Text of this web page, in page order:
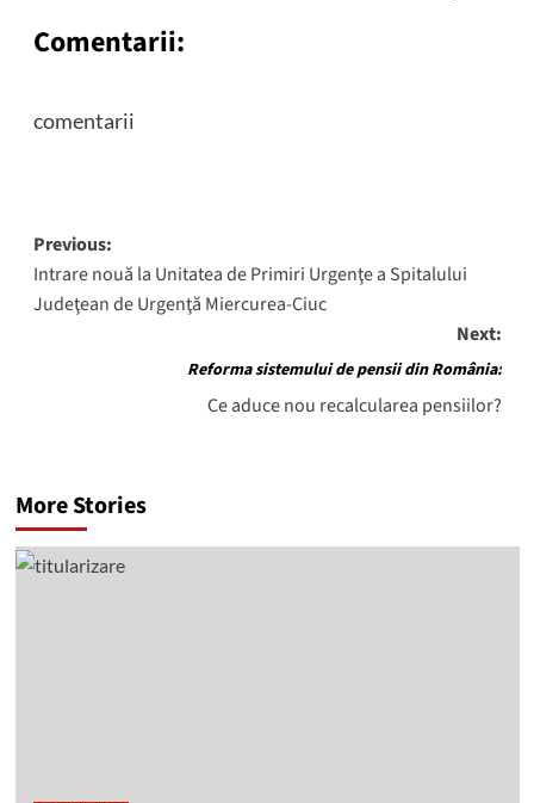
Comentarii:
comentarii
Post
navigation
Previous:
Intrare nouă la Unitatea de Primiri Urgenţe a Spitalului
Judeţean de Urgenţă Miercurea-Ciuc
Next:
Reforma sistemului de pensii din România:
Ce aduce nou recalcularea pensiilor?
More Stories